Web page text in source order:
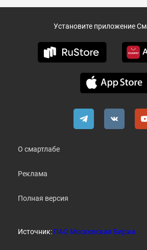
Установите приложение
О смартлабе
Реклама
Полная версия
Источник: ПАО Московская Биржа